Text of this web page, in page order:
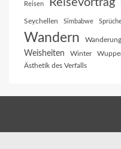
Reisen
Seychellen Simbabwe
Wandern Wanderung
Weisheiten Winter
Ästhetik des Verfalls